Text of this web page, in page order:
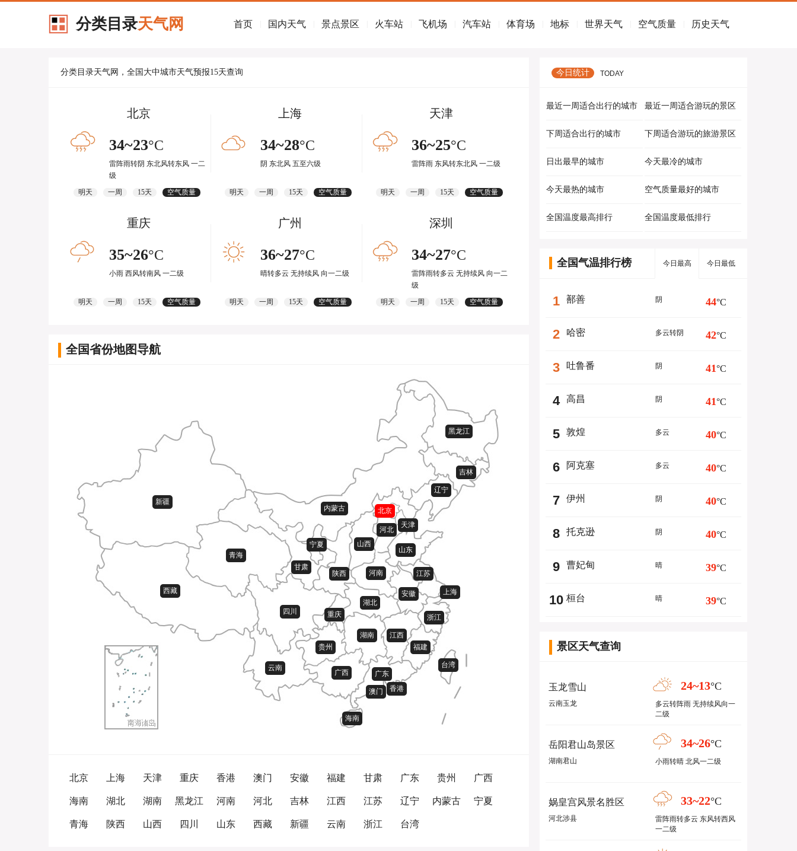
分类目录天气网 首页 国内天气 景点景区 火车站 飞机场 汽车站 体育场 地标 世界天气 空气质量 历史天气
分类目录天气网，全国大中城市天气预报15天查询
北京
34~23°C
雷阵雨转阴 东北风转东风 一二
级
明天
一周 15天 空气质量
上海
34~28°C
阴 东北风 五至六级
明天 一周 15天 空气质量
天津
36~25°C
雷阵雨 东风转东北风 一二级
明天 一周 15天 空气质量
重庆
35~26°C
小雨 西风转南风 一二级
明天 一周 15天 空气质量
广州
36~27°C
晴转多云 无持续风 向一二级
明天 一周 15天 空气质量
深圳
34~27°C
雷阵雨转多云 无持续风 向一二
级
明天
一周 15天 空气质量
全国省份地图导航
北京
天津
安徽
黑龙江
内蒙古
新疆
上海
辽宁
重庆
广东
香港
澳门
广西
吉林
河南
陕西
山西
河北
山东
江西
江苏
浙江
西藏
青海
甘肃
宁夏
海南
湖北
福建
湖南
云南
四川
贵州
台湾
北京 上海 天津 重庆 香港 澳门 安徽 福建 甘肃 广东 贵州 广西
海南 湖北 湖南 黑龙江 河南 河北 吉林 江西 江苏 辽宁 内蒙古 宁夏
青海 陕西 山西 四川 山东 西藏 新疆 云南 浙江 台湾
今日统计 TODAY
最近一周适合出行的城市 最近一周适合游玩的景区
下周适合出行的城市 下周适合游玩的旅游景区
日出最早的城市 今天最冷的城市
今天最热的城市 空气质量最好的城市
全国温度最高排行 全国温度最低排行
全国气温排行榜 今日最高 今日最低
1 鄯善 阴 44°C
2 哈密 多云转阴 42°C
3 吐鲁番 阴 41°C
4 高昌 阴 41°C
5 敦煌 多云 40°C
6 阿克塞 多云 40°C
7 伊州 阴 40°C
8 托克逊 阴 40°C
9 曹妃甸 晴 39°C
10 桓台 晴 39°C
景区天气查询
玉龙雪山
云南玉龙
24~13°C
多云转阵雨 无持续风向一
二级
岳阳君山岛景区
湖南君山
34~26°C
小雨转晴 北风一二级
娲皇宫风景名胜区
河北涉县
33~22°C
雷阵雨转多云 东风转西风
一二级